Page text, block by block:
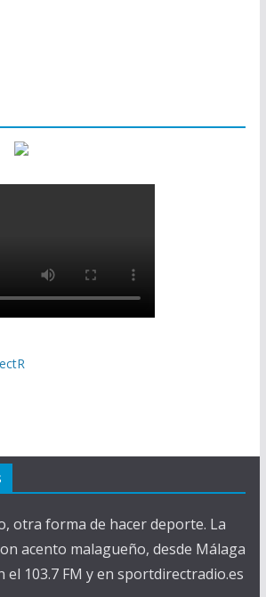
otra forma de hacer deporte. La
acento malagueño, desde Málaga
el 103.7 FM y en sportdirectradio.es